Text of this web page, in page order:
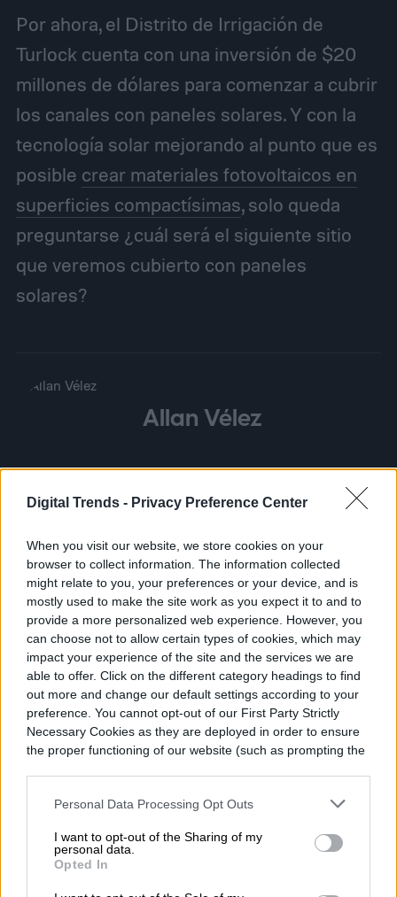
Digital Trends - Privacy Preference Center
When you visit our website, we store cookies on your
browser to collect information. The information collected
might relate to you, your preferences or your device, and is
mostly used to make the site work as you expect it to and to
provide a more personalized web experience. However, you
can choose not to allow certain types of cookies, which may
impact your experience of the site and the services we are
able to offer. Click on the different category headings to find
out more and change our default settings according to your
preference. You cannot opt-out of our First Party Strictly
Necessary Cookies as they are deployed in order to ensure
the proper functioning of our website (such as prompting the
Personal Data Processing Opt Outs
I want to opt-out of the Sharing of my
personal data.
Opted In
Por ahora, el Distrito de Irrigación de
Turlock cuenta con una inversión de $20
millones de dólares para comenzar a cubrir
los canales con paneles solares. Y con la
tecnología solar mejorando al punto que es
posible crear materiales fotovoltaicos en
superficies compactísimas, solo queda
preguntarse ¿cuál será el siguiente sitio
que veremos cubierto con paneles
solares?
Allan Vélez
Allan Vélez es un periodista mexicano
especializado en tecnología. Inició su
carrera en 2013 en La Revista Oficial de…
Topics
Homepage
TENDENCIAS
Cómo activar la
traducción al español en